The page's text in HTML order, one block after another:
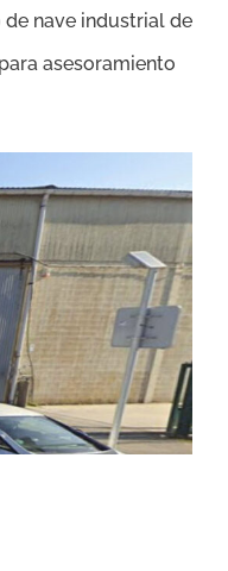
nave industrial de
asesoramiento